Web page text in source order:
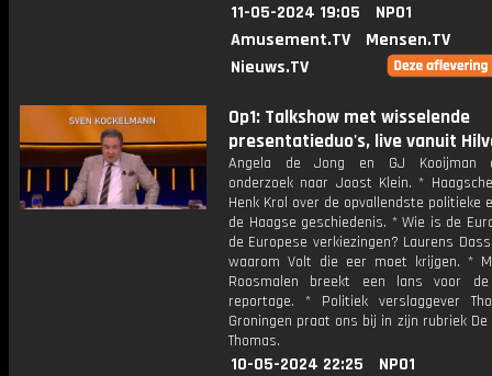
11-05-2024 19:05
NPO1
Amusement.TV
Mensen.TV
Nieuws.TV
Op1: Talkshow met wisselende
presentatieduo's, live vanuit
Angela de Jong en GJ Kooijman
onderzoek naar Joost Klein. *
Henk Krol over de opvallendste politieke
de Haagse geschiedenis. * Wie is de
de Europese verkiezingen? Laurens
waarom Volt die eer moet krijgen. *
Roosmalen breekt een lans voor
reportage. * Politiek verslaggever
Groningen praat ons bij in zijn rubriek De
Thomas.
10-05-2024 22:25 NPO1